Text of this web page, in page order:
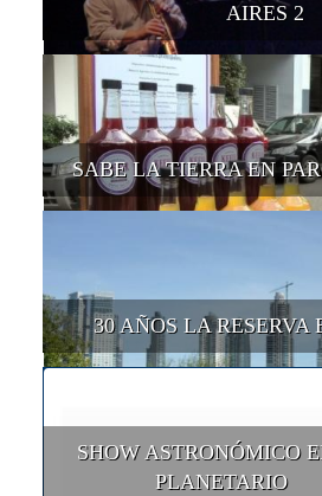
AIRES 2
SABE LA TIERRA EN
30 AÑOS LA RESERVA
SHOW ASTRONÓMICO
PLANETARIO